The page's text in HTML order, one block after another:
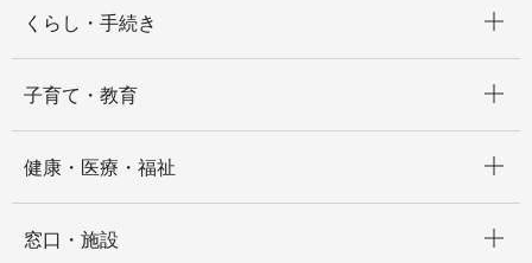
くらし・手続き
子育て・教育
健康・医療・福祉
窓口・施設